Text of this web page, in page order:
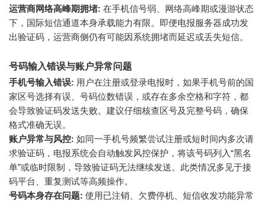
运营商网络高峰期拥堵: 在手机信号弱、网络高峰期或漫游状态
下，国际短信通道本身承载能力有限。即便电报服务器成功发
出验证码，运营商侧仍有可能因系统拥堵而延迟或丢失短信。
号码输入错误与账户异常问题
手机号输入错误: 用户在注册或登录电报时，如果手机号前的国
家区号选择有误、号码位数错误，或存在多余空格和字符，都
会导致验证码发送失败。建议仔细核查区号及完整号码，确保
格式准确无误。
账户异常与风控: 如同一手机号频繁尝试注册或短时间内多次请
求验证码，电报系统会自动触发风控保护，将该号码列入“黑名
单”或临时限制，导致验证码无法继续发送。此类情况多见于接
码平台、重复测试等高频操作。
号码本身存在问题: 使用已注销、欠费停机、短信收发功能异常